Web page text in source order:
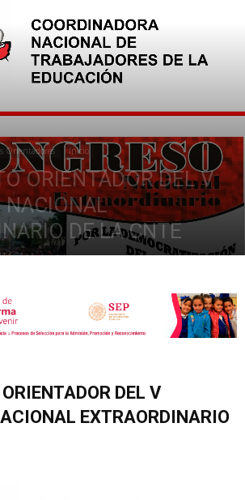
Social
de
la
XXII
Orientadores Inicio
ORIENTADOR DEL V
NACIONAL
DE LA CNTE
DEL V
EXTRAORDINARIO